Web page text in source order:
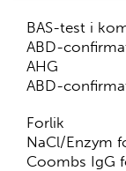
BAS-test i
ABD-
AHG
ABD-
Forlik
NaCl/Enzym
Coombs IgG